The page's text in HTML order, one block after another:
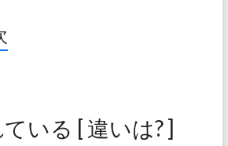
いる [ 違いは? ]